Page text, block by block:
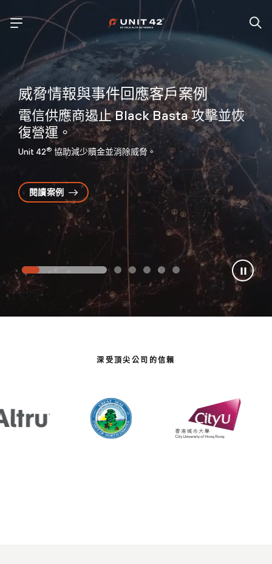
威脅情報與事件回應客戶案例
電信供應商遏止 Black Basta 攻擊並恢
復營運。
Unit 42® 協助減少贖金並消除威脅。
閱讀案例
深受頂尖公司的信賴